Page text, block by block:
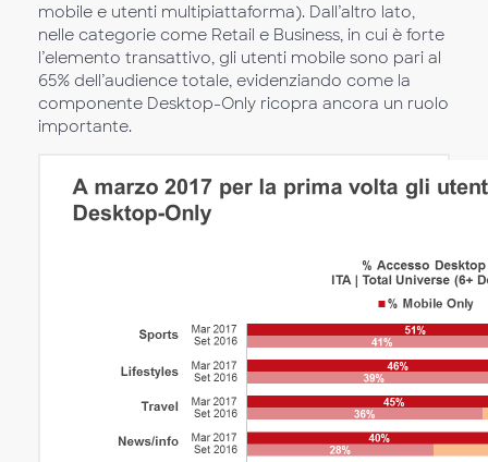
mobile e utenti multipiattaforma). Dall’altro lato,
nelle categorie come Retail e Business, in cui è forte
l’elemento transattivo, gli utenti mobile sono pari al
65% dell’audience totale, evidenziando come la
componente Desktop-Only ricopra ancora un ruolo
importante.